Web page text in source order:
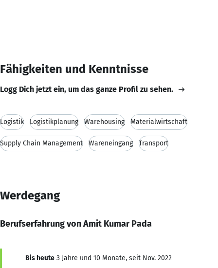
Fähigkeiten und Kenntnisse
Logg Dich jetzt ein, um das ganze Profil zu sehen.
Logistik Logistikplanung Warehousing Materialwirtschaft
Supply Chain Management Wareneingang Transport
Werdegang
Berufserfahrung von Amit Kumar Pada
Bis heute 3 Jahre und 10 Monate, seit Nov. 2022